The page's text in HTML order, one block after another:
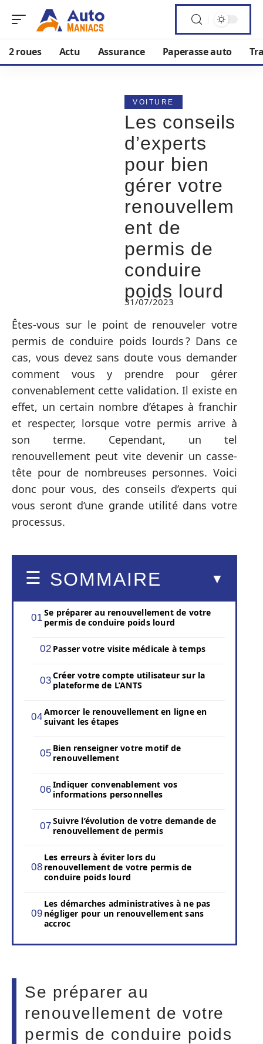
2 roues Actu Assurance Paperasse auto
VOITURE
Les conseils
d’experts
pour bien
gérer votre
renouvellem
ent de
permis de
conduire
poids lourd
31/07/2023
Êtes-vous sur le point de renouveler votre
permis de conduire poids lourds ? Dans ce
cas, vous devez sans doute vous demander
comment vous y prendre pour gérer
convenablement cette validation. Il existe en
effet, un certain nombre d’étapes à franchir
et respecter, lorsque votre permis arrive à
son terme. Cependant, un tel
renouvellement peut vite devenir un casse-
tête pour de nombreuses personnes. Voici
donc pour vous, des conseils d’experts qui
vous seront d’une grande utilité dans votre
processus.
SOMMAIRE
Se préparer au renouvellement de votre
permis de conduire poids lourd
Passer votre visite médicale à temps
Créer votre compte utilisateur sur la
plateforme de L’ANTS
Amorcer le renouvellement en ligne en
suivant les étapes
Bien renseigner votre motif de
renouvellement
Indiquer convenablement vos
informations personnelles
Suivre l’évolution de votre demande de
renouvellement de permis
Les erreurs à éviter lors du
renouvellement de votre permis de
conduire poids lourd
Les démarches administratives à ne pas
négliger pour un renouvellement sans
accroc
Se préparer au
renouvellement de votre
permis de conduire poids